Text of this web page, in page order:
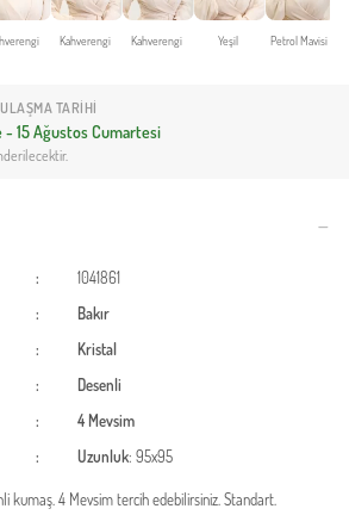
Kahverengi Kahverengi Yeşil Petrol Mavisi
TARIHI
- 15 Ağustos Cumartesi
:
1041861
:
Bakır
:
Kristal
:
Desenli
:
4 Mevsim
: Uzunluk: 95x95
kumaş. 4 Mevsim tercih edebilirsiniz. Standart.